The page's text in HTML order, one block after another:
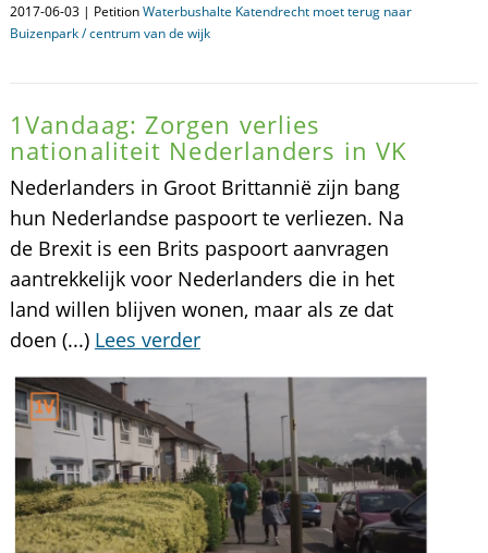
2017-06-03 | PetitionWaterbushalte Katendrecht moet terug naar
Buizenpark / centrum van de wijk
1Vandaag: Zorgen verlies
nationaliteit Nederlanders in VK
Nederlanders in Groot Brittannië zijn bang
hun Nederlandse paspoort te verliezen. Na
de Brexit is een Brits paspoort aanvragen
aantrekkelijk voor Nederlanders die in het
land willen blijven wonen, maar als ze dat
doen (...) Lees verder